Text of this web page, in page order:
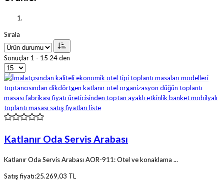
Sırala
Sonuçlar 1 - 15 24 den
Katlanır Oda Servis Arabası
Katlanır Oda Servis Arabası AOR-911: Otel ve konaklama ...
Satış fiyatı:25.269,03 TL